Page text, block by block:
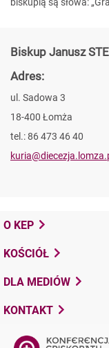
Biskup Janusz
Adres:
ul. Sadowa 3
18-400 Łomża
tel.: 86 473 46 40
O KEP
KOŚCIÓŁ
DLA MEDIÓW
KONTAKT